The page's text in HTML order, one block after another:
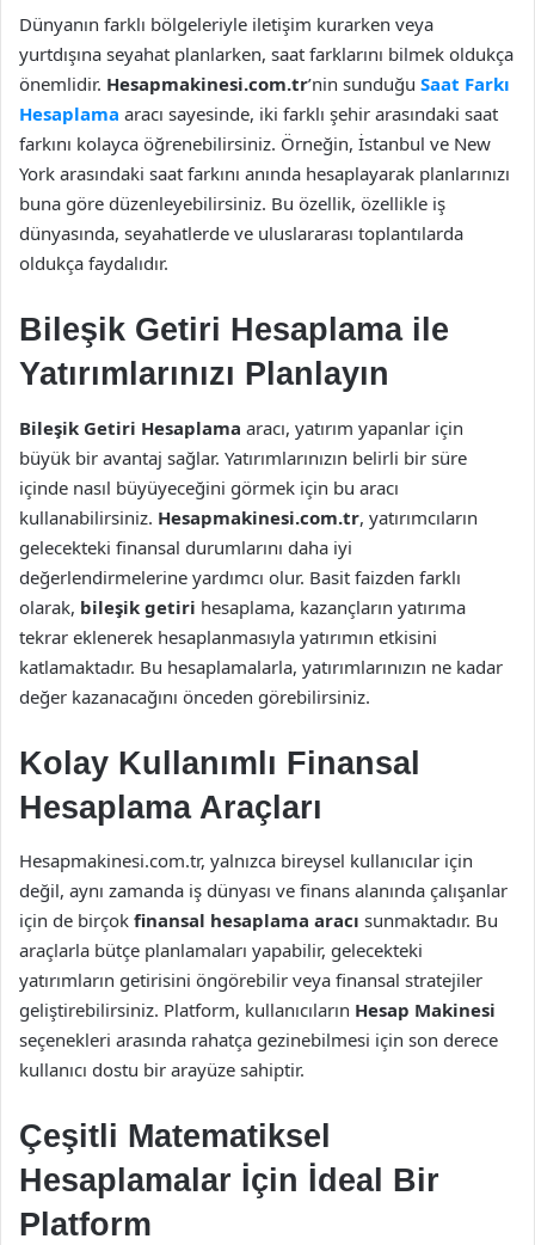
Dünyanın farklı bölgeleriyle iletişim kurarken veya
yurtdışına seyahat planlarken, saat farklarını bilmek oldukça
önemlidir. Hesapmakinesi.com.tr’nin sunduğu Saat Farkı
Hesaplama aracı sayesinde, iki farklı şehir arasındaki saat
farkını kolayca öğrenebilirsiniz. Örneğin, İstanbul ve New
York arasındaki saat farkını anında hesaplayarak planlarınızı
buna göre düzenleyebilirsiniz. Bu özellik, özellikle iş
dünyasında, seyahatlerde ve uluslararası toplantılarda
oldukça faydalıdır.
Bileşik Getiri Hesaplama ile
Yatırımlarınızı Planlayın
Bileşik Getiri Hesaplama aracı, yatırım yapanlar için
büyük bir avantaj sağlar. Yatırımlarınızın belirli bir süre
içinde nasıl büyüyeceğini görmek için bu aracı
kullanabilirsiniz. Hesapmakinesi.com.tr, yatırımcıların
gelecekteki finansal durumlarını daha iyi
değerlendirmelerine yardımcı olur. Basit faizden farklı
olarak, bileşik getiri hesaplama, kazançların yatırıma
tekrar eklenerek hesaplanmasıyla yatırımın etkisini
katlamaktadır. Bu hesaplamalarla, yatırımlarınızın ne kadar
değer kazanacağını önceden görebilirsiniz.
Kolay Kullanımlı Finansal
Hesaplama Araçları
Hesapmakinesi.com.tr, yalnızca bireysel kullanıcılar için
değil, aynı zamanda iş dünyası ve finans alanında çalışanlar
için de birçok finansal hesaplama aracı sunmaktadır. Bu
araçlarla bütçe planlamaları yapabilir, gelecekteki
yatırımların getirisini öngörebilir veya finansal stratejiler
geliştirebilirsiniz. Platform, kullanıcıların Hesap Makinesi
seçenekleri arasında rahatça gezinebilmesi için son derece
kullanıcı dostu bir arayüze sahiptir.
Çeşitli Matematiksel
Hesaplamalar İçin İdeal Bir
Platform